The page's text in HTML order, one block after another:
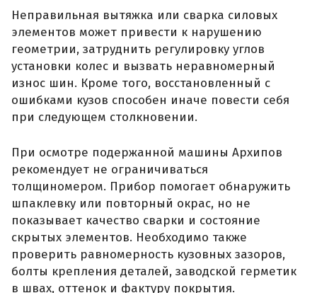
Неправильная вытяжка или сварка силовых
элементов может привести к нарушению
геометрии, затруднить регулировку углов
установки колес и вызвать неравномерный
износ шин. Кроме того, восстановленный с
ошибками кузов способен иначе повести себя
при следующем столкновении.
При осмотре подержанной машины Архипов
рекомендует не ограничиваться
толщиномером. Прибор помогает обнаружить
шпаклевку или повторный окрас, но не
показывает качество сварки и состояние
скрытых элементов. Необходимо также
проверить равномерность кузовных зазоров,
болты крепления деталей, заводской герметик
в швах, оттенок и фактуру покрытия.